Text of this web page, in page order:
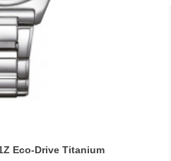
Eco-Drive Titanium